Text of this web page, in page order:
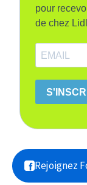
pour
de chez
Rejoignez